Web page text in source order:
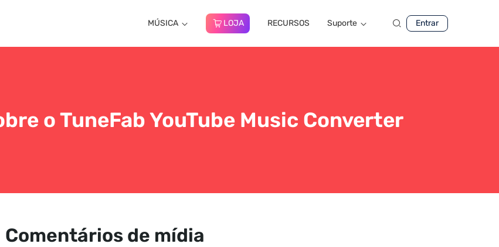
MÚSICA LOJA RECURSOS Suporte Entrar
o TuneFab YouTube Music Converter
Comentários de mídia